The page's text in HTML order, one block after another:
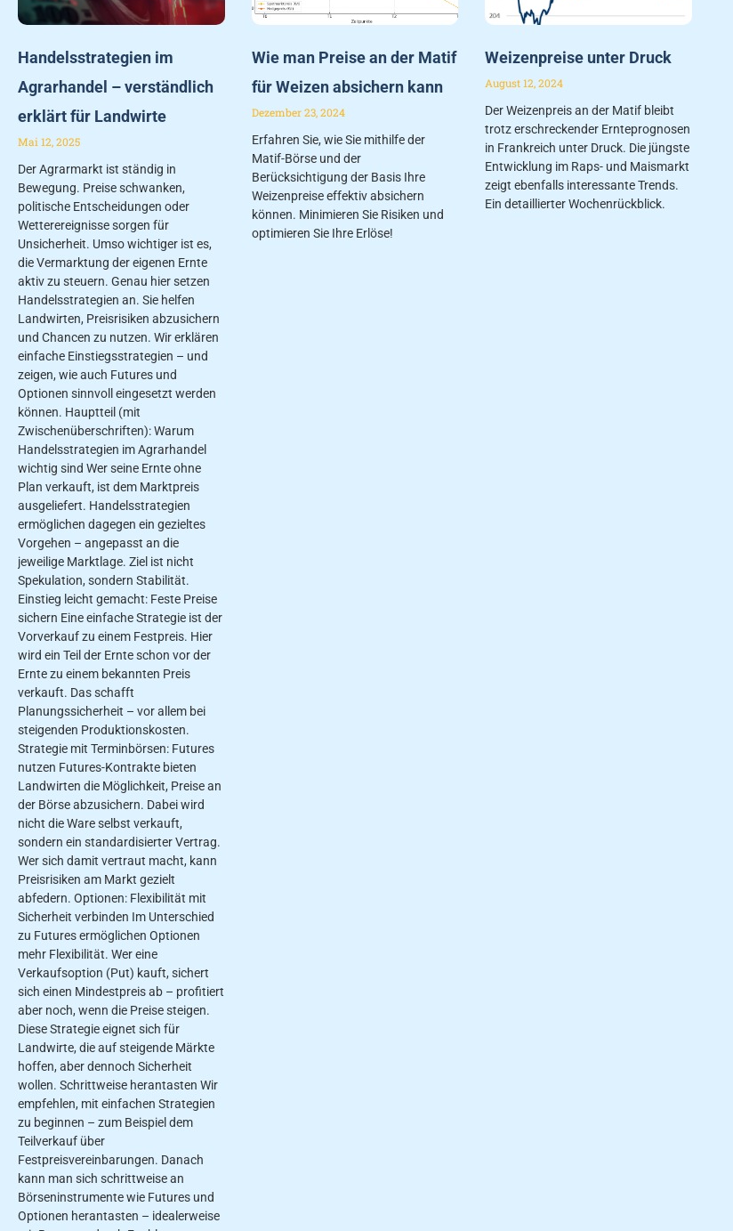
Handelsstrategien im
Agrarhandel – verständlich
erklärt für Landwirte
Mai 12, 2025
Der Agrarmarkt ist ständig in
Bewegung. Preise schwanken,
politische Entscheidungen oder
Wetterereignisse sorgen für
Unsicherheit. Umso wichtiger ist es,
die Vermarktung der eigenen Ernte
aktiv zu steuern. Genau hier setzen
Handelsstrategien an. Sie helfen
Landwirten, Preisrisiken abzusichern
und Chancen zu nutzen. Wir erklären
einfache Einstiegsstrategien – und
zeigen, wie auch Futures und
Optionen sinnvoll eingesetzt werden
können. Hauptteil (mit
Zwischenüberschriften): Warum
Handelsstrategien im Agrarhandel
wichtig sind Wer seine Ernte ohne
Plan verkauft, ist dem Marktpreis
ausgeliefert. Handelsstrategien
ermöglichen dagegen ein gezieltes
Vorgehen – angepasst an die
jeweilige Marktlage. Ziel ist nicht
Spekulation, sondern Stabilität.
Einstieg leicht gemacht: Feste Preise
sichern Eine einfache Strategie ist der
Vorverkauf zu einem Festpreis. Hier
wird ein Teil der Ernte schon vor der
Ernte zu einem bekannten Preis
verkauft. Das schafft
Planungssicherheit – vor allem bei
steigenden Produktionskosten.
Strategie mit Terminbörsen: Futures
nutzen Futures-Kontrakte bieten
Landwirten die Möglichkeit, Preise an
der Börse abzusichern. Dabei wird
nicht die Ware selbst verkauft,
sondern ein standardisierter Vertrag.
Wer sich damit vertraut macht, kann
Preisrisiken am Markt gezielt
abfedern. Optionen: Flexibilität mit
Sicherheit verbinden Im Unterschied
zu Futures ermöglichen Optionen
mehr Flexibilität. Wer eine
Verkaufsoption (Put) kauft, sichert
sich einen Mindestpreis ab – profitiert
aber noch, wenn die Preise steigen.
Diese Strategie eignet sich für
Landwirte, die auf steigende Märkte
hoffen, aber dennoch Sicherheit
wollen. Schrittweise herantasten Wir
empfehlen, mit einfachen Strategien
zu beginnen – zum Beispiel dem
Teilverkauf über
Festpreisvereinbarungen. Danach
kann man sich schrittweise an
Börseninstrumente wie Futures und
Optionen herantasten – idealerweise
Wie man Preise an der Matif
für Weizen absichern kann
Dezember 23, 2024
Erfahren Sie, wie Sie mithilfe der
Matif-Börse und der
Berücksichtigung der Basis Ihre
Weizenpreise effektiv absichern
können. Minimieren Sie Risiken und
optimieren Sie Ihre Erlöse!
Weizenpreise unter Druck
August 12, 2024
Der Weizenpreis an der Matif bleibt
trotz erschreckender Ernteprognosen
in Frankreich unter Druck. Die jüngste
Entwicklung im Raps- und Maismarkt
zeigt ebenfalls interessante Trends.
Ein detaillierter Wochenrückblick.